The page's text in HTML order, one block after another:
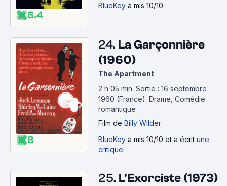
8.4
BlueKey a mis 10/10.
8
24. La Garçonnière
(1960)
The Apartment
2 h 05 min. Sortie : 16 septembre
1960 (France). Drame, Comédie
romantique
Film de Billy Wilder
BlueKey a mis 10/10 et a écrit une
critique.
25. L'Exorciste (1973)